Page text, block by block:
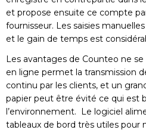
et propose ensuite ce compte
fournisseur. Les saisies
et le gain de temps est
Les avantages de Counteo ne se
en ligne permet la transmission
continu par les clients, et un
papier peut être évité ce qui est
l’environnement. Le logiciel
tableaux de bord très utiles pour